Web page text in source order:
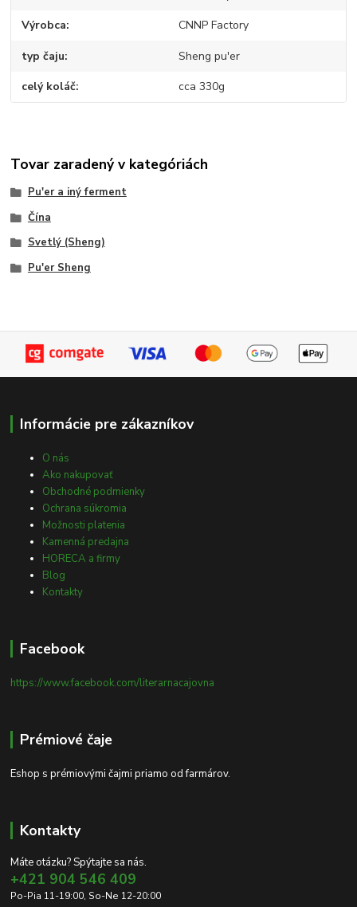
Výrobca CNNP Factory
typ čaju Sheng pu'er
celý koláč cca 330g
Tovar zaradený v kategóriách
Pu'er a iný ferment
Čína
Svetlý (Sheng)
Pu'er Sheng
Informácie pre zákazníkov
O nás
Ako nakupovať
Obchodné podmienky
Ochrana súkromia
Možnosti platenia
Kamenná predajna
HORECA a firmy
Blog
Kontakty
Facebook
https://www.facebook.com/literarnacajovna
Prémiové čaje
Eshop s prémiovými čajmi priamo od farmárov.
Kontakty
Máte otázku? Spýtajte sa nás.
+421 904 546 409
Po-Pia 11-19:00, So-Ne 12-20:00